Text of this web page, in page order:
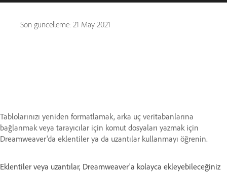
Son güncelleme: 21 May 2021
Tablolarınızı yeniden formatlamak, arka uç veritabanlarına
bağlanmak veya tarayıcılar için komut dosyaları yazmak için
Dreamweaver'da eklentiler ya da uzantılar kullanmayı öğrenin.
Eklentiler veya uzantılar, Dreamweaver'a kolayca ekleyebileceğiniz